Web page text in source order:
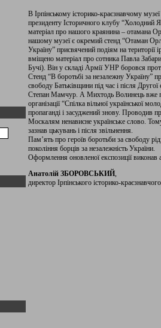
В Ірпінському історико-краєзнавчому
президенту Історичного клубу “Холодний
матеріал про нашого краянина – отамана
нашому музеї є окремий стенд “Отаман
Україну” присвячений подіям на
вміщено матеріал про сотника Павла
Бучі). Він у складі Армії УНР боровся
Стенд “В боротьбі за незалежну Україну”
свободу Батьківщини під час і після
Степан Мамчур. А Михтодь Волинець вже
організації “Спілка вільної української
пропаганді і засуджений знову. Проводив
Москалям ненависне українське слово.
зазнав цькувань і після звільнення.
Пам’ять про героїв боротьби за свободу
покоління борців за незалежність України.
Оформлення оновленої експозиції
Анатолій ЗБОРОВСЬКИЙ,
директор Ірпінського історико-